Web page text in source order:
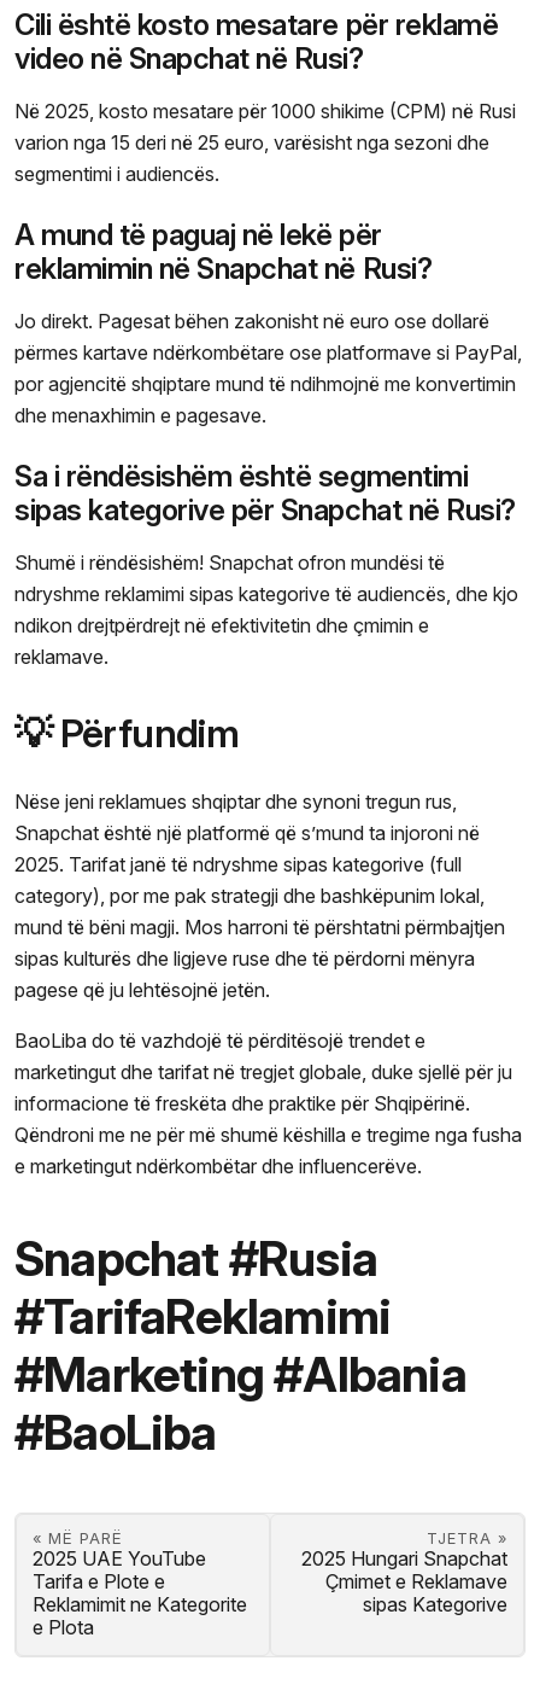
Cili është kosto mesatare për reklamë
video në Snapchat në Rusi?
Në 2025, kosto mesatare për 1000 shikime (CPM) në Rusi
varion nga 15 deri në 25 euro, varësisht nga sezoni dhe
segmentimi i audiencës.
A mund të paguaj në lekë për
reklamimin në Snapchat në Rusi?
Jo direkt. Pagesat bëhen zakonisht në euro ose dollarë
përmes kartave ndërkombëtare ose platformave si PayPal,
por agjencitë shqiptare mund të ndihmojnë me konvertimin
dhe menaxhimin e pagesave.
Sa i rëndësishëm është segmentimi
sipas kategorive për Snapchat në Rusi?
Shumë i rëndësishëm! Snapchat ofron mundësi të
ndryshme reklamimi sipas kategorive të audiencës, dhe kjo
ndikon drejtpërdrejt në efektivitetin dhe çmimin e
reklamave.
💡 Përfundim
Nëse jeni reklamues shqiptar dhe synoni tregun rus,
Snapchat është një platformë që s’mund ta injoroni në
2025. Tarifat janë të ndryshme sipas kategorive (full
category), por me pak strategji dhe bashkëpunim lokal,
mund të bëni magji. Mos harroni të përshtatni përmbajtjen
sipas kulturës dhe ligjeve ruse dhe të përdorni mënyra
pagese që ju lehtësojnë jetën.
BaoLiba do të vazhdojë të përditësojë trendet e
marketingut dhe tarifat në tregjet globale, duke sjellë për ju
informacione të freskëta dhe praktike për Shqipërinë.
Qëndroni me ne për më shumë këshilla e tregime nga fusha
e marketingut ndërkombëtar dhe influencerëve.
Snapchat #Rusia
#TarifaReklamimi
#Marketing #Albania
#BaoLiba
« MË PARË
2025 UAE YouTube
Tarifa e Plote e
Reklamimit ne Kategorite
e Plota
TJETRA »
2025 Hungari Snapchat
Çmimet e Reklamave
sipas Kategorive